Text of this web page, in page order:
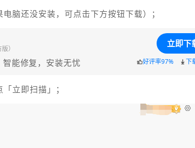
脑还没安装，可点击下方按钮下载）；
）
能修复，安装无忧
立即下
好评率97% 下
立即扫描」；